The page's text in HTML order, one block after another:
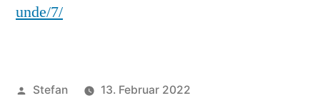
unde/7/
Veröffentlicht
Stefan
13. Februar 2022